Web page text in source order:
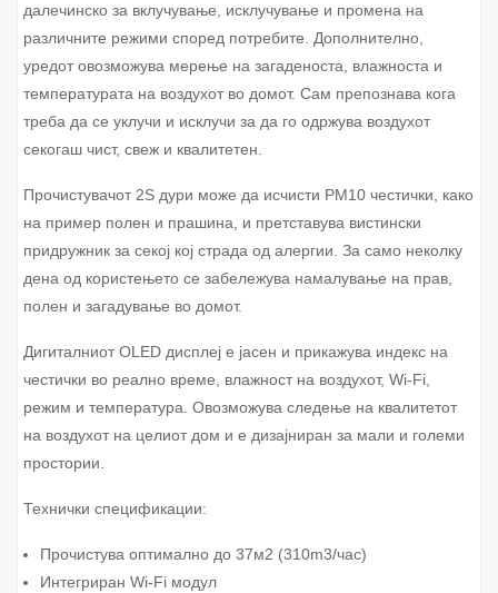
далечинско за вклучување, исклучување и промена на
различните режими според потребите. Дополнително,
уредот овозможува мерење на загаденоста, влажноста и
температурата на воздухот во домот. Сам препознава кога
треба да се уклучи и исклучи за да го одржува воздухот
секогаш чист, свеж и квалитетен.
Прочистувачот 2S дури може да исчисти PM10 честички, како
на пример полен и прашина, и претставува вистински
придружник за секој кој страда од алергии. За само неколку
дена од користењето се забележува намалување на прав,
полен и загадување во домот.
Дигиталниот OLED дисплеј е јасен и прикажува индекс на
честички во реално време, влажност на воздухот, Wi-Fi,
режим и температура. Овозможува следење на квалитетот
на воздухот на целиот дом и е дизајниран за мали и големи
простории.
Технички спецификации:
Прочистува оптимално до 37м2 (310m3/час)
Интегриран Wi-Fi модул